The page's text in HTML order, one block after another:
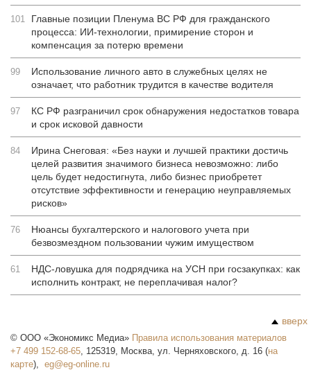
101
Главные позиции Пленума ВС РФ для гражданского
процесса: ИИ-технологии, примирение сторон и
компенсация за потерю времени
99
Использование личного авто в служебных целях не
означает, что работник трудится в качестве водителя
97
КС РФ разграничил срок обнаружения недостатков товара
и срок исковой давности
84
Ирина Снеговая: «Без науки и лучшей практики достичь
целей развития значимого бизнеса невозможно: либо
цель будет недостигнута, либо бизнес приобретет
отсутствие эффективности и генерацию неуправляемых
рисков»
76
Нюансы бухгалтерского и налогового учета при
безвозмездном пользовании чужим имуществом
61
НДС-ловушка для подрядчика на УСН при госзакупках: как
исполнить контракт, не переплачивая налог?
вверх
© ООО «Экономикс Медиа» Правила использования материалов
+7 499 152-68-65, 125319, Москва, ул. Черняховского, д. 16 (на
карте),